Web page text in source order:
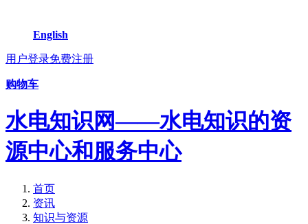
English
用户登录免费注册
购物车
水电知识网——水电知识的资
源中心和服务中心
首页
资讯
知识与资源